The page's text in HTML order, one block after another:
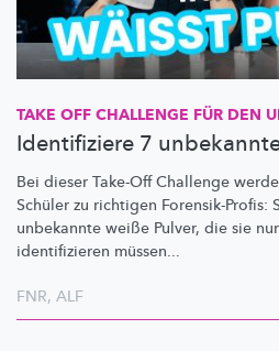
TAKE OFF CHALLENGE FÜR DEN
Identifiziere 7
Bei dieser Take-Off Challenge
Schüler zu richtigen Forensik-Profis:
unbekannte weiße Pulver, die sie
identifizieren müssen...
FNR, ALF